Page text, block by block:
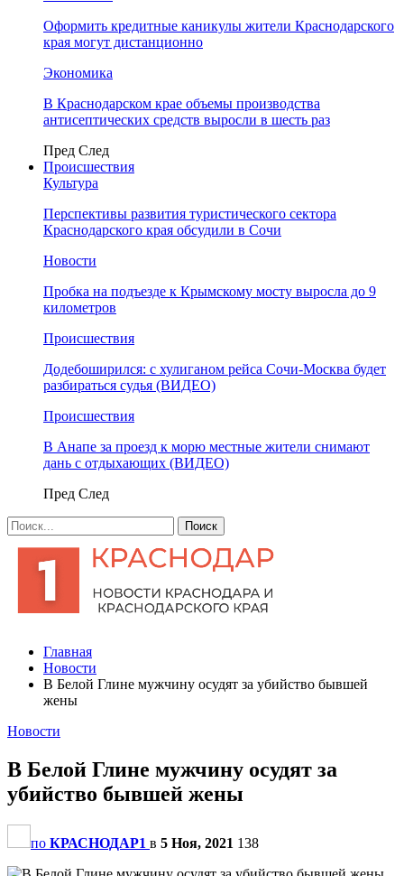
Оформить кредитные каникулы жители Краснодарского
края могут дистанционно
Экономика
В Краснодарском крае объемы производства
антисептических средств выросли в шесть раз
Пред След
Происшествия
Культура
Перспективы развития туристического сектора
Краснодарского края обсудили в Сочи
Новости
Пробка на подъезде к Крымскому мосту выросла до 9
километров
Происшествия
Додебоширился: с хулиганом рейса Сочи-Москва будет
разбираться судья (ВИДЕО)
Происшествия
В Анапе за проезд к морю местные жители снимают
дань с отдыхающих (ВИДЕО)
Пред След
Главная
Новости
В Белой Глине мужчину осудят за убийство бывшей
жены
Новости
В Белой Глине мужчину осудят за
убийство бывшей жены
по КРАСНОДАР1 в 5 Ноя, 2021 138